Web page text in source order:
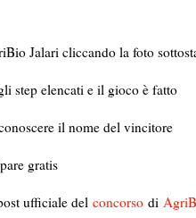
Jalari cliccando la foto
step elencati e il gioco è fatto
il nome del vincitore
gratis
ufficiale del concorsodi